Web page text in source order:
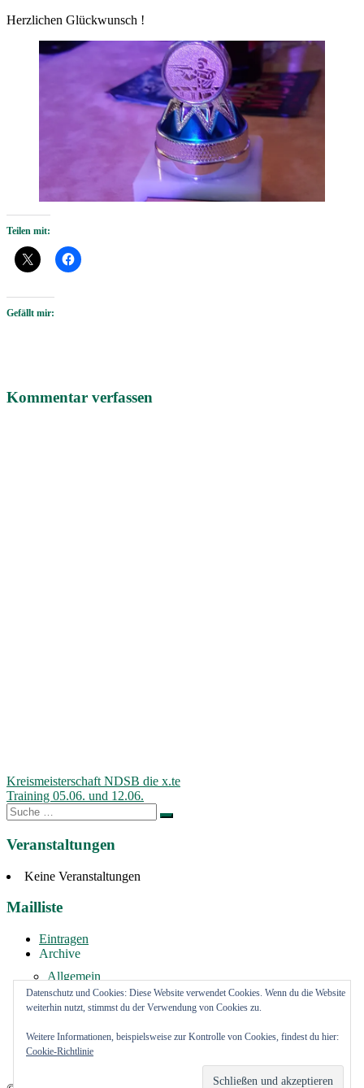
Herzlichen Glückwunsch !
Teilen mit:
Gefällt mir:
Kommentar verfassen
Beitragsnavigation
Kreismeisterschaft NDSB die x.te
Training 05.06. und 12.06.
Suche
nach:
Veranstaltungen
Keine Veranstaltungen
Mailliste
Eintragen
Archive
Allgemein
Vermietung
youtube Kanal
FaceBook Kanal
Datenschutz und Cookies: Diese Website verwendet Cookies. Wenn du die Website
weiterhin nutzt, stimmst du der Verwendung von Cookies zu.
Weitere Informationen, beispielsweise zur Kontrolle von Cookies, findest du hier:
Cookie-Richtlinie